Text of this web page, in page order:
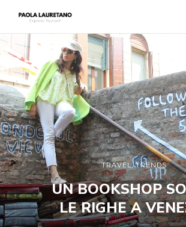
TRAVEL,TRENDS
UN BOOKSHOP
LE RIGHE A